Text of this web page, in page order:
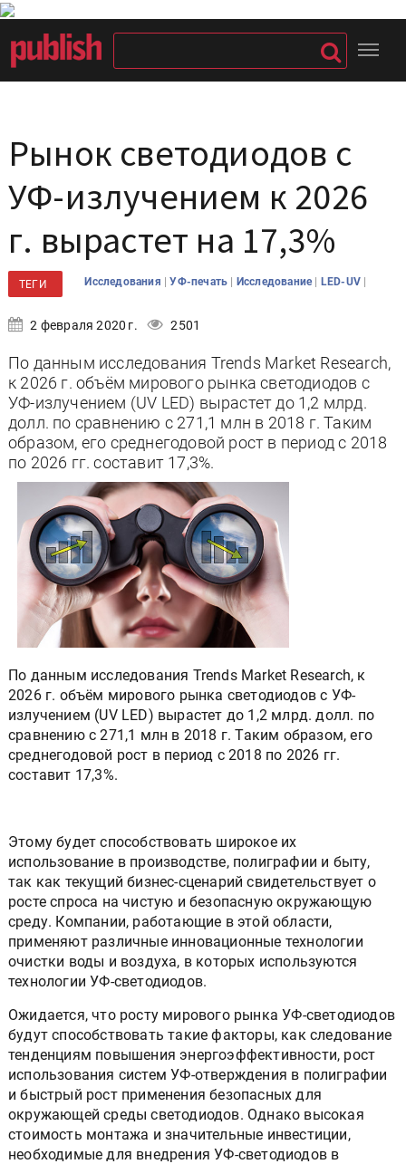
Рынок светодиодов с
УФ-излучением к 2026
г. вырастет на 17,3%
ТЕГИ Исследования |УФ-печать | Исследование | LED-UV |
2 февраля 2020 г. 2501
По данным исследования Trends Market Research,
к 2026 г. объём мирового рынка светодиодов с
УФ-излучением (UV LED) вырастет до 1,2 млрд.
долл. по сравнению с 271,1 млн в 2018 г. Таким
образом, его среднегодовой рост в период с 2018
по 2026 гг. составит 17,3%.
По данным исследования Trends Market Research, к
2026 г. объём мирового рынка светодиодов с УФ-
излучением (UV LED) вырастет до 1,2 млрд. долл. по
сравнению с 271,1 млн в 2018 г. Таким образом, его
среднегодовой рост в период с 2018 по 2026 гг.
составит 17,3%.
Этому будет способствовать широкое их
использование в производстве, полиграфии и быту,
так как текущий бизнес-сценарий свидетельствует о
росте спроса на чистую и безопасную окружающую
среду. Компании, работающие в этой области,
применяют различные инновационные технологии
очистки воды и воздуха, в которых используются
технологии УФ-светодиодов.
Ожидается, что росту мирового рынка УФ-светодиодов
будут способствовать такие факторы, как следование
тенденциям повышения энергоэффективности, рост
использования систем УФ-отверждения в полиграфии
и быстрый рост применения безопасных для
окружающей среды светодиодов. Однако высокая
стоимость монтажа и значительные инвестиции,
необходимые для внедрения УФ-светодиодов в